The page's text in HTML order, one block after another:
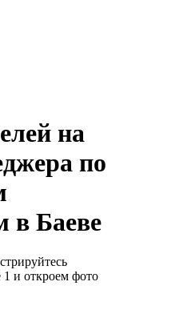
на
по
в Баеве
и откроем фото